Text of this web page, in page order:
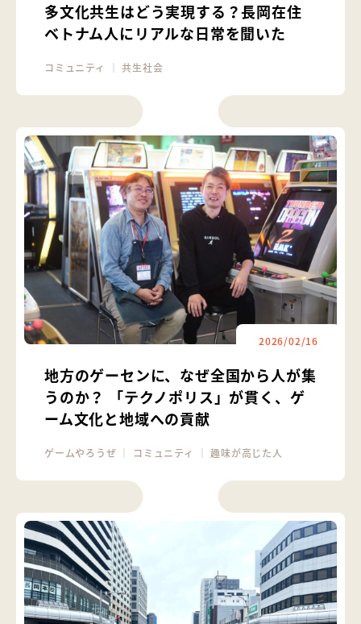
多文化共生はどう実現する？長岡在住
ベトナム人にリアルな日常を聞いた
コミュニティ ｜共生社会
2026/02/16
地方のゲーセンに、なぜ全国から人が集
うのか？ 「テクノポリス」が貫く、ゲ
ーム文化と地域への貢献
ゲームやろうぜ コミュニティ ｜趣味が高じた人